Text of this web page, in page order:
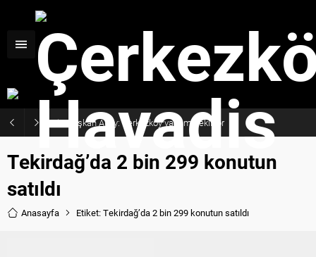
Başkan Akay: Çerkezköy yatırım bekliyor
Tekirdağ’da 2 bin 299 konutun
satıldı
Anasayfa Etiket: Tekirdağ’da 2 bin 299 konutun satıldı